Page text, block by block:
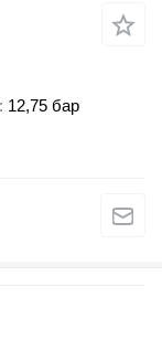
12,75 бар